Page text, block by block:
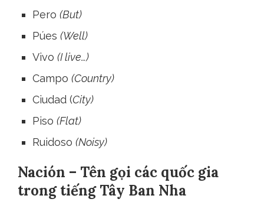
Pero (But)
Púes (Well)
Vivo (I live…)
Campo (Country)
Ciudad (City)
Piso (Flat)
Ruidoso (Noisy)
Nación – Tên gọi các quốc gia
trong tiếng Tây Ban Nha